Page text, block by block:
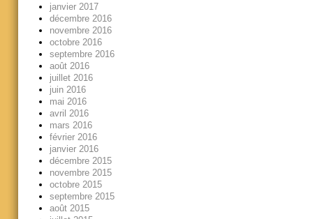
janvier 2017
décembre 2016
novembre 2016
octobre 2016
septembre 2016
août 2016
juillet 2016
juin 2016
mai 2016
avril 2016
mars 2016
février 2016
janvier 2016
décembre 2015
novembre 2015
octobre 2015
septembre 2015
août 2015